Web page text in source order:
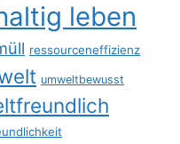
leben
ressourceneffizienz
umweltbewusst